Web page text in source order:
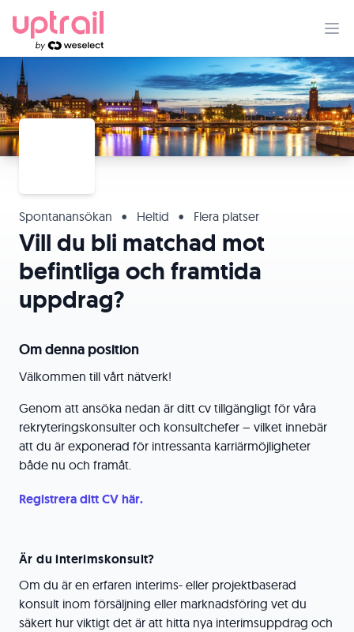
Spontanansökan • Heltid • Flera platser
Vill du bli matchad mot
befintliga och framtida
uppdrag?
Om denna position
Välkommen till vårt nätverk!
Genom att ansöka nedan är ditt cv tillgängligt för våra
rekryteringskonsulter och konsultchefer – vilket innebär
att du är exponerad för intressanta karriärmöjligheter
både nu och framåt.
Registrera ditt CV här.
Är du interimskonsult?
Om du är en erfaren interims- eller projektbaserad
konsult inom försäljning eller marknadsföring vet du
säkert hur viktigt det är att hitta nya interimsuppdrag och